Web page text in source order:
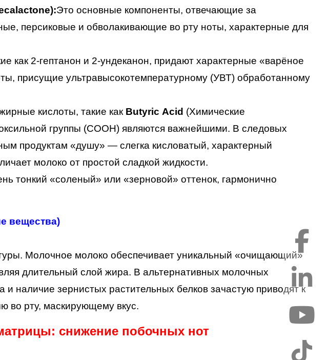
Это основные компоненты, отвечающие за
персиковые и обволакивающие во рту ноты, характерные для
как 2-гептанон и 2-ундеканон, придают характерные «варёное
присущие ультравысокотемпературному (УВТ) обработанному
кислоты, такие как Butyric Acid (Химические
группы (COOH) являются важнейшими. В следовых
продуктам «душу» — слегка кисловатый, характерный
молоко от простой сладкой жидкости.
тонкий «соленый» или «зерновой» оттенок, гармонично
вещества)
Молочное молоко обеспечивает уникальный «очищающий»
длительный слой жира. В альтернативных молочных
и наличие зернистых растительных белков зачастую приводят к
во рту, маскирующему вкус.
снижение побочных нот